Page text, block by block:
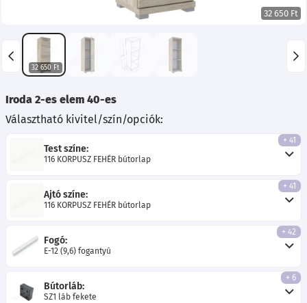
32 650 Ft
32 650 Ft
Iroda 2-es elem 40-es
Választható kivitel/szín/opciók:
Test színe:
116 KORPUSZ FEHÉR bútorlap
+ 41
Ajtó színe:
116 KORPUSZ FEHÉR bútorlap
+ 41
Fogó:
E-12 (9,6) fogantyú
+ 42
Bútorláb:
SZ1 láb fekete
+ 6